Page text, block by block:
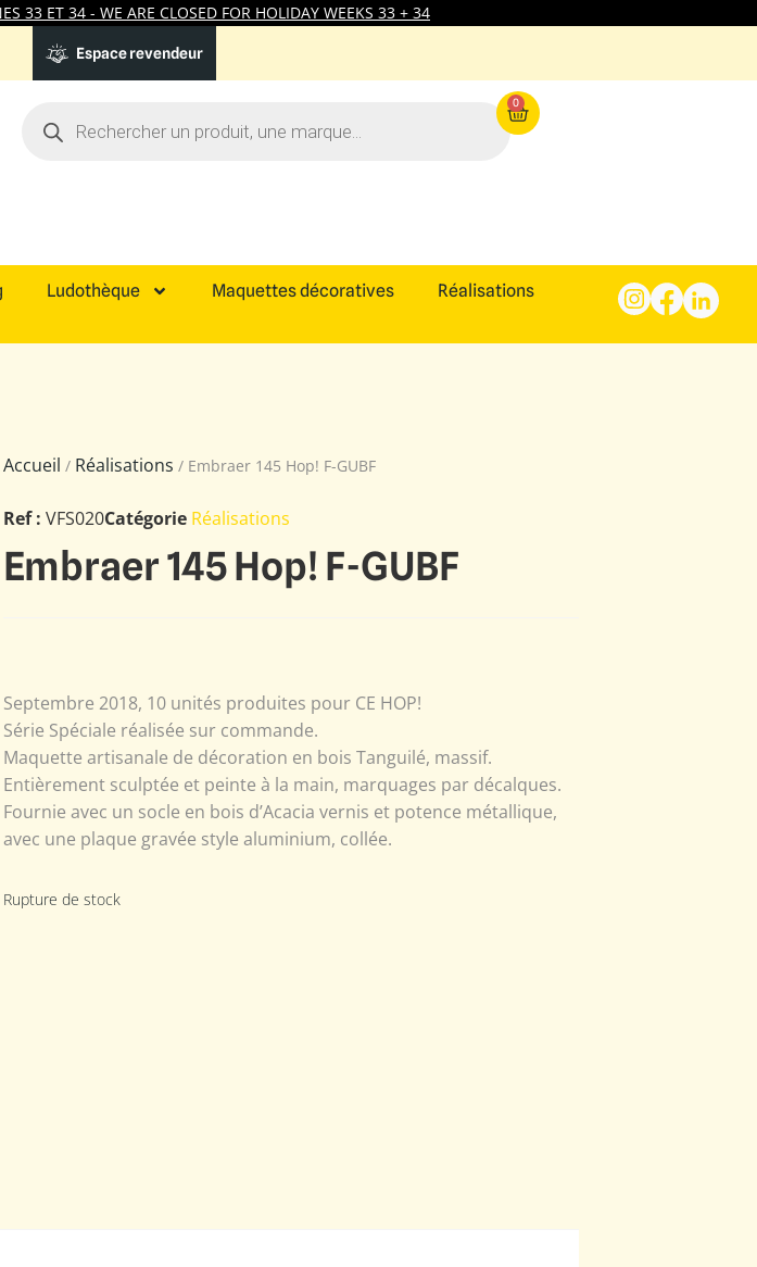
33 ET 34 - WE ARE CLOSED FOR HOLIDAY WEEKS 33 + 34
Espace revendeur
0
Ludothèque Maquettes décoratives Réalisations
Accueil / Réalisations / Embraer 145 Hop! F-GUBF
Ref : VFS020Catégorie Réalisations
Embraer 145 Hop! F-GUBF
Septembre 2018, 10 unités produites pour CE HOP!
Série Spéciale réalisée sur commande.
Maquette artisanale de décoration en bois Tanguilé, massif.
Entièrement sculptée et peinte à la main, marquages par décalques.
Fournie avec un socle en bois d’Acacia vernis et potence métallique,
avec une plaque gravée style aluminium, collée.
Rupture de stock